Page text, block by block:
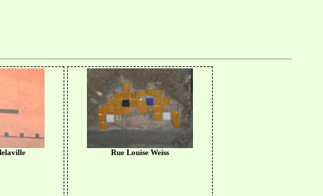
Rue Louise Weiss